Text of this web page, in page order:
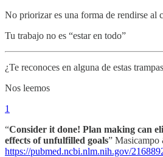
No priorizar es una forma de rendirse al
Tu trabajo no es “estar en todo”
¿Te reconoces en alguna de estas
Nos leemos
1
“Consider it done! Plan making can
effects of unfulfilled goals” Masicampo
https://pubmed.ncbi.nlm.nih.gov/